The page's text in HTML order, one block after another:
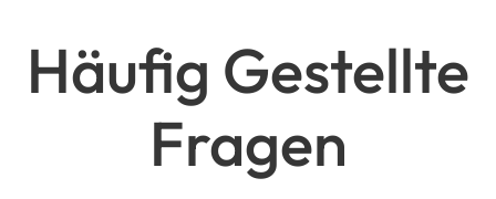
Häufig Gestellte
Fragen